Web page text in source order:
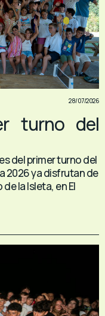
28/07/2026
turno del
del primer turno del
2026 ya disfrutan de
la Isleta, en El